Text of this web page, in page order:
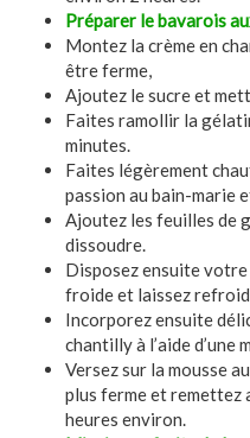
Préparer le bavarois
Montez la crème en
être ferme,
Ajoutez le sucre et
Faites ramollir la
minutes.
Faites légèrement
passion au bain-marie
Ajoutez les feuilles de
dissoudre.
Disposez ensuite votre
froide et laissez
Incorporez ensuite
chantilly à l’aide d’une
Versez sur la mousse
plus ferme et remettez
heures environ.